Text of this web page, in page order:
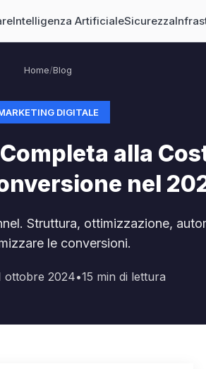
Intelligenza ArtificialeSicurezza
Home/Blog
DIGITALE
alla
nel
Struttura, ottimizzazione,
le conversioni.
ottobre 2024•15 min di lettura